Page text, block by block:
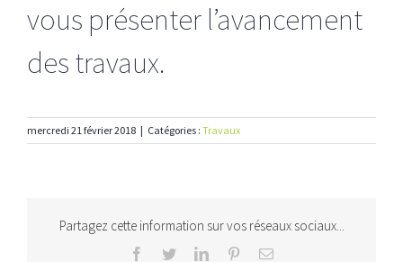
vous présenter l’avancement
des travaux.
mercredi 21 février 2018 | Catégories : Travaux
Partagez cette information sur vos réseaux sociaux...
Facebook
TwitterLinkedInPinterestEmail